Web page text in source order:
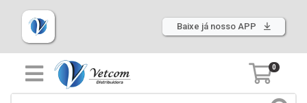
Baixe já nosso APP
0